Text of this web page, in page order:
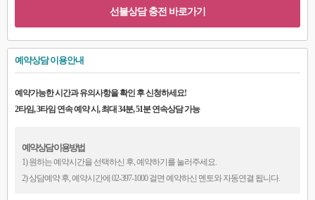
선불상담 충전 바로가기
예약상담 이용안내
예약가능한 시간과 유의사항을 확인 후 신청하세요!
2타임, 3타임 연속 예약 시, 최대 34분, 51분 연속상담 가능
예약상담 이용방법
1) 원하는 예약시간을 선택하신 후, 예약하기를 눌러주세요.
2) 상담예약 후, 예약시간에 02-397-1000 걸면 예약하신 멘토와 자동연결 됩니다.